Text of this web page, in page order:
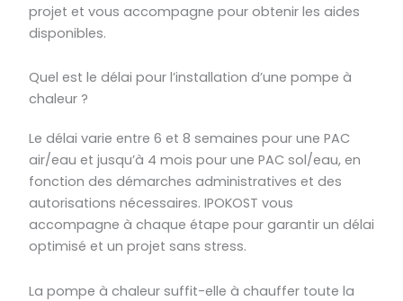
projet et vous accompagne pour obtenir les aides
disponibles.
Quel est le délai pour l’installation d’une pompe à
chaleur ?
Le délai varie entre 6 et 8 semaines pour une PAC
air/eau et jusqu’à 4 mois pour une PAC sol/eau, en
fonction des démarches administratives et des
autorisations nécessaires. IPOKOST vous
accompagne à chaque étape pour garantir un délai
optimisé et un projet sans stress.
La pompe à chaleur suffit-elle à chauffer toute la